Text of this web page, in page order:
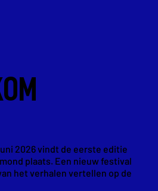
2026 vindt de eerste editie
plaats. Een nieuw festival
het verhalen vertellen op de